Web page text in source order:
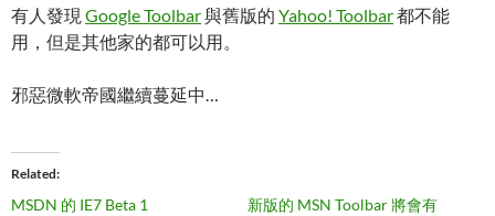
有人發現 Google Toolbar與舊版的 Yahoo! Toolbar都不能
用，但是其他家的都可以用。
邪惡微軟帝國繼續蔓延中…
Related
MSDN 的 IE7 Beta 1
新版的 MSN Toolbar 將會有